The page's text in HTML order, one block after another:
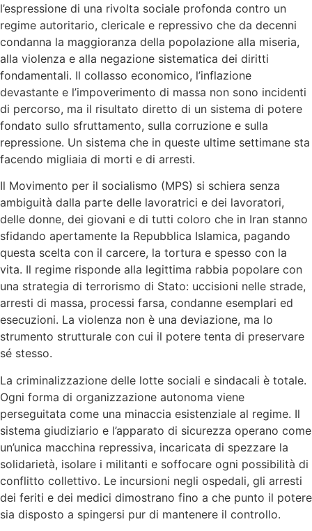
l’espressione di una rivolta sociale profonda contro un
regime autoritario, clericale e repressivo che da decenni
condanna la maggioranza della popolazione alla miseria,
alla violenza e alla negazione sistematica dei diritti
fondamentali. Il collasso economico, l’inflazione
devastante e l’impoverimento di massa non sono incidenti
di percorso, ma il risultato diretto di un sistema di potere
fondato sullo sfruttamento, sulla corruzione e sulla
repressione. Un sistema che in queste ultime settimane sta
facendo migliaia di morti e di arresti.
Il Movimento per il socialismo (MPS) si schiera senza
ambiguità dalla parte delle lavoratrici e dei lavoratori,
delle donne, dei giovani e di tutti coloro che in Iran stanno
sfidando apertamente la Repubblica Islamica, pagando
questa scelta con il carcere, la tortura e spesso con la
vita. Il regime risponde alla legittima rabbia popolare con
una strategia di terrorismo di Stato: uccisioni nelle strade,
arresti di massa, processi farsa, condanne esemplari ed
esecuzioni. La violenza non è una deviazione, ma lo
strumento strutturale con cui il potere tenta di preservare
sé stesso.
La criminalizzazione delle lotte sociali e sindacali è totale.
Ogni forma di organizzazione autonoma viene
perseguitata come una minaccia esistenziale al regime. Il
sistema giudiziario e l’apparato di sicurezza operano come
un’unica macchina repressiva, incaricata di spezzare la
solidarietà, isolare i militanti e soffocare ogni possibilità di
conflitto collettivo. Le incursioni negli ospedali, gli arresti
dei feriti e dei medici dimostrano fino a che punto il potere
sia disposto a spingersi pur di mantenere il controllo.